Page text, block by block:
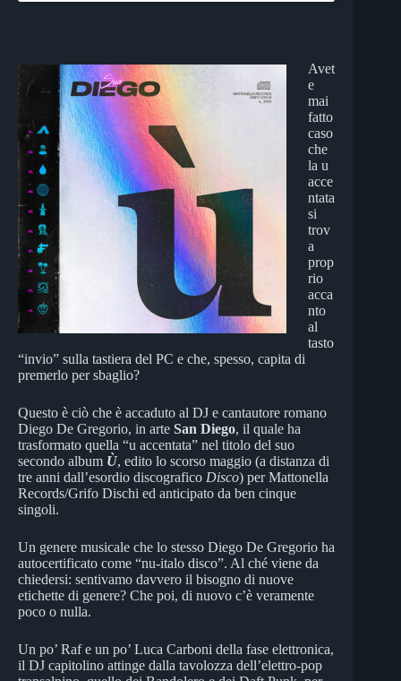
Avet
e
mai
fatto
caso
che
la u
acce
ntata
si
trov
a
prop
rio
acca
nto
al
tasto
“invio” sulla tastiera del PC e che, spesso, capita di
premerlo per sbaglio?
Questo è ciò che è accaduto al DJ e cantautore romano
Diego De Gregorio, in arte San Diego, il quale ha
trasformato quella “u accentata” nel titolo del suo
secondo album Ù, edito lo scorso maggio (a distanza di
tre anni dall’esordio discografico Disco) per Mattonella
Records/Grifo Dischi ed anticipato da ben cinque
singoli.
Un genere musicale che lo stesso Diego De Gregorio ha
autocertificato come “nu-italo disco”. Al ché viene da
chiedersi: sentivamo davvero il bisogno di nuove
etichette di genere? Che poi, di nuovo c’è veramente
poco o nulla.
Un po’ Raf e un po’ Luca Carboni della fase elettronica,
il DJ capitolino attinge dalla tavolozza dell’elettro-pop